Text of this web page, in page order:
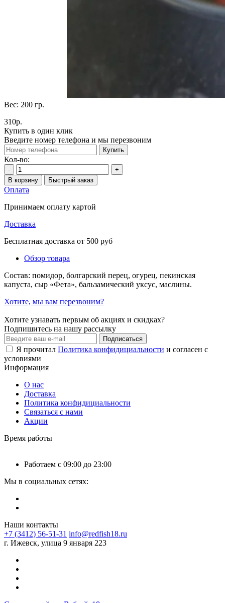
Вес: 200 гр.
310р.
Купить в один клик
Введите номер телефона и мы перезвоним
Купить
Кол-во:
-
+
В корзину
Быстрый заказ
Оплата
Принимаем оплату картой
Доставка
Бесплатная доставка от 500 руб
Обзор товара
Состав: помидор, болгарский перец, огурец, пекинская
капуста, сыр «Фета», бальзамический уксус, маслины.
Хотите, мы вам перезвоним?
Хотите узнавать первым об акциях и скидках?
Подпишитесь на нашу рассылку
Подписаться
Я прочитал Политика конфидициальности и согласен с
условиями
Информация
О нас
Доставка
Политика конфидициальности
Связаться с нами
Акции
Время работы
Работаем с 09:00 до 23:00
Мы в социальных сетях:
Наши контакты
+7 (3412) 56-51-31 info@redfish18.ru
г. Ижевск, улица 9 января 223